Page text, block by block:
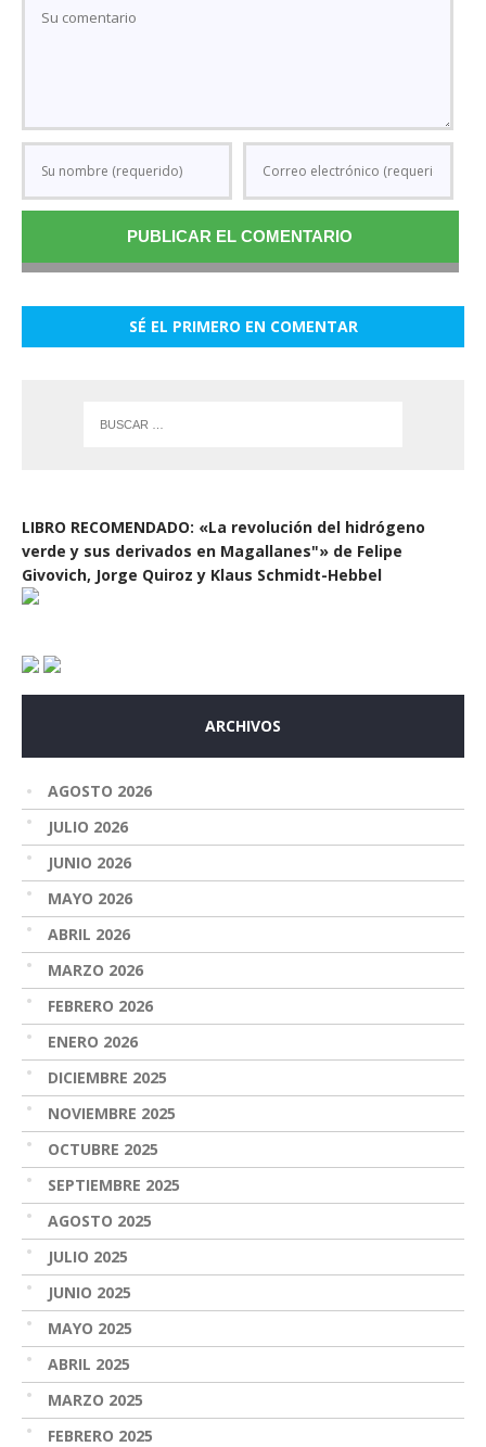
SÉ EL PRIMERO EN COMENTAR
LIBRO RECOMENDADO: «La revolución del hidrógeno
verde y sus derivados en Magallanes"» de Felipe
Givovich, Jorge Quiroz y Klaus Schmidt-Hebbel
ARCHIVOS
AGOSTO 2026
JULIO 2026
JUNIO 2026
MAYO 2026
ABRIL 2026
MARZO 2026
FEBRERO 2026
ENERO 2026
DICIEMBRE 2025
NOVIEMBRE 2025
OCTUBRE 2025
SEPTIEMBRE 2025
AGOSTO 2025
JULIO 2025
JUNIO 2025
MAYO 2025
ABRIL 2025
MARZO 2025
FEBRERO 2025